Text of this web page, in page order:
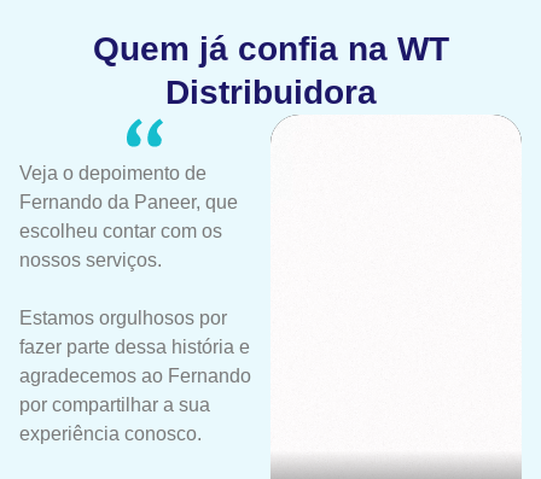
Quem já confia na WT
Distribuidora
Veja o depoimento de
Fernando da Paneer, que
escolheu contar com os
nossos serviços.
Estamos orgulhosos por
fazer parte dessa história e
agradecemos ao Fernando
por compartilhar a sua
experiência conosco.